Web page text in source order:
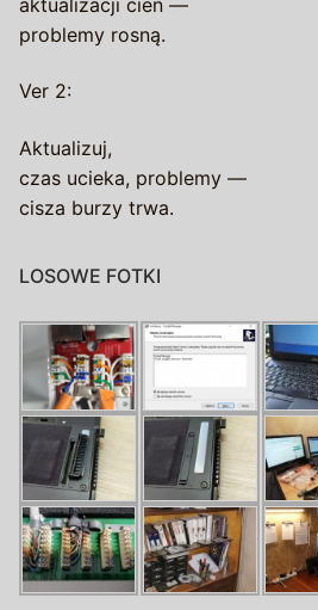
problemy rosną.
Ver 2:
Aktualizuj,
czas ucieka, problemy —
cisza burzy trwa.
LOSOWE FOTKI